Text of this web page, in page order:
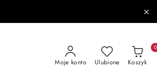
Moje konto Ulubione Koszyk
0